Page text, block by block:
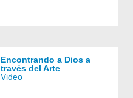
Encontrando a Dios a
través del Arte
Video